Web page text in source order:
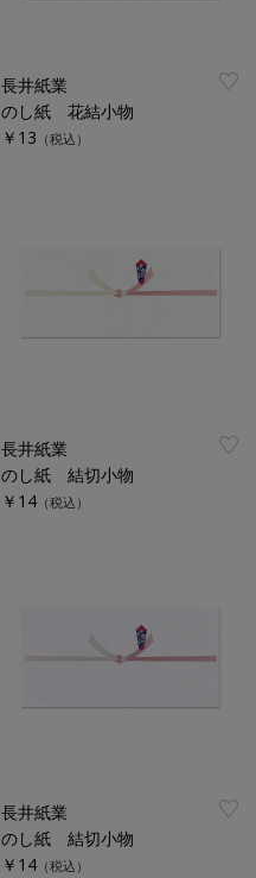
長井紙業
のし紙 花結小物
￥13 （税込）
長井紙業
のし紙 結切小物
￥14 （税込）
長井紙業
のし紙 結切小物
￥14 （税込）